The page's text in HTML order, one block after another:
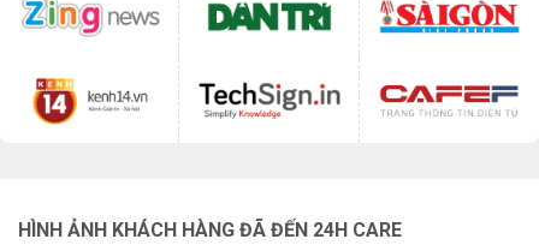
HÌNH ẢNH KHÁCH HÀNG ĐÃ ĐẾN 24H CARE